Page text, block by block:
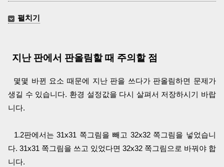
펼치기
지난 판에서 판올림할 때 주의할 점
몇몇 바뀐 요소 때문에 지난 판을 쓰다가 판올림하면 문제가
생길 수 있습니다. 환경 설정값을 다시 살펴서 저장하시기 바랍
니다.
1.2판에서는 31x31 쪽그림을 빼고 32x32 쪽그림을 넣었습니
다. 31x31 쪽그림을 쓰고 있었다면 32x32 쪽그림으로 바꿔야 합
니다.